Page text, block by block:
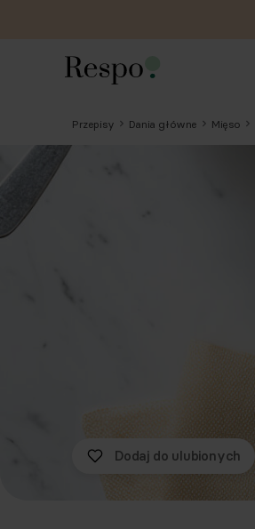
Przepisy Dania główne Mięso
Dodaj do ulubionych